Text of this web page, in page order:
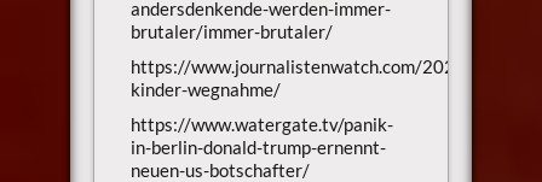
andersdenkende-werden-immer-
brutaler/immer-brutaler/
https://www.journalistenwatch.com/2020/08/09/
kinder-wegnahme/
https://www.watergate.tv/panik-
in-berlin-donald-trump-ernennt-
neuen-us-botschafter/